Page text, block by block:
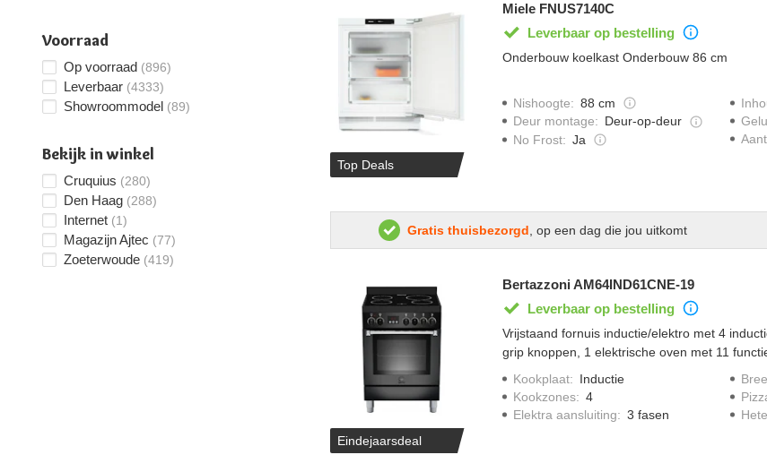
Top Deals
Miele FNUS7140C
Leverbaar op bestelling
Onderbouw koelkast Onderbouw 86 cm
Nishoogte: 88 cm
Deur montage: Deur-op-deur
No Frost: Ja
Gratis thuisbezorgd , op een dag die jou uitkomt
Eindejaarsdeal
Bertazzoni AM64IND61CNE-19
Leverbaar op bestelling
Vrijstaand fornuis inductie/elektro met 4
grip knoppen, 1 elektrische oven met 11
klep.
Kookplaat: Inductie
Kookzones: 4
Elektra aansluiting: 3 fasen
Voorraad
Op voorraad (896)
Leverbaar (4333)
Showroommodel (89)
Bekijk in winkel
Cruquius (280)
Den Haag (288)
Internet (1)
Magazijn Ajtec (77)
Zoeterwoude (419)